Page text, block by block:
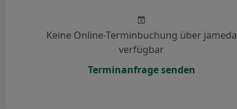
Keine Online-Terminbuchung über jameda
verfügbar
Terminanfrage senden